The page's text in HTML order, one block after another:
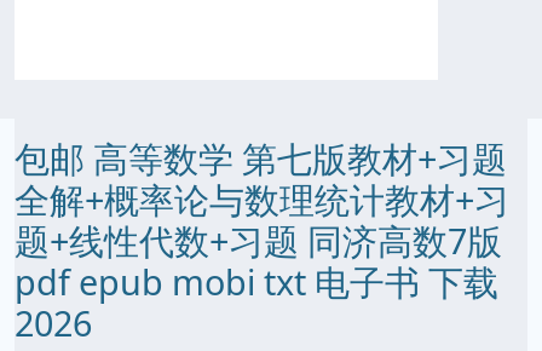
包邮 高等数学 第七版教材+习题
全解+概率论与数理统计教材+习
题+线性代数+习题 同济高数7版
pdf epub mobi txt 电子书 下载
2026